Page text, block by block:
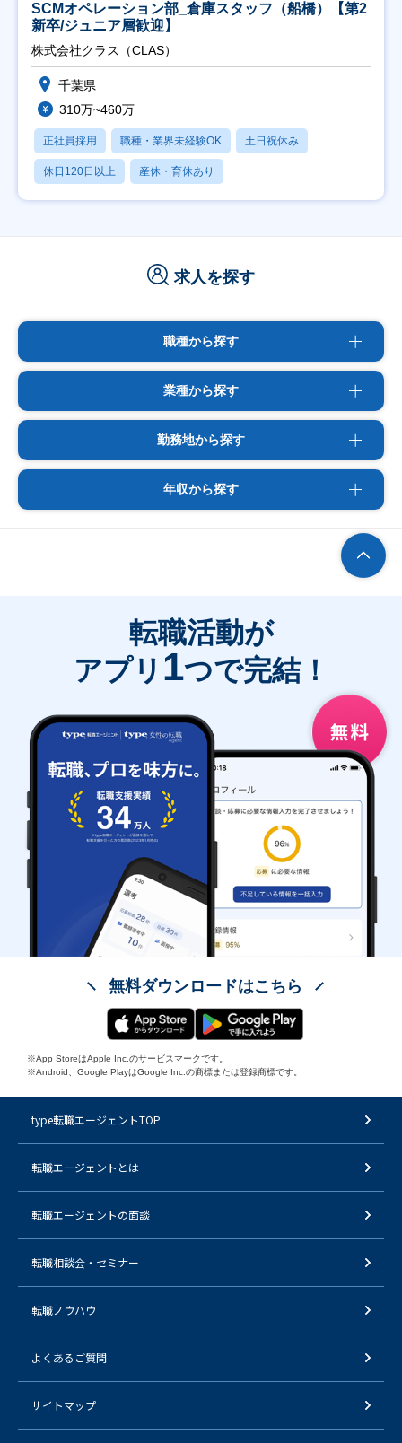
SCMオペレーション部_倉庫スタッフ（船橋）【第2
新卒/ジュニア層歓迎】
株式会社クラス（CLAS）
千葉県
310万~460万
正社員採用 職種・業界未経験OK 土日祝休み
休日120日以上 産休・育休あり
求人を探す
職種から探す
業種から探す
勤務地から探す
年収から探す
転職活動が
アプリ 1つで完結！
無料ダウンロードはこちら
※App StoreはApple Inc.のサービスマークです。
※Android、Google PlayはGoogle Inc.の商標または登録商標です。
type転職エージェントTOP
転職エージェントとは
転職エージェントの面談
転職相談会・セミナー
転職ノウハウ
よくあるご質問
サイトマップ